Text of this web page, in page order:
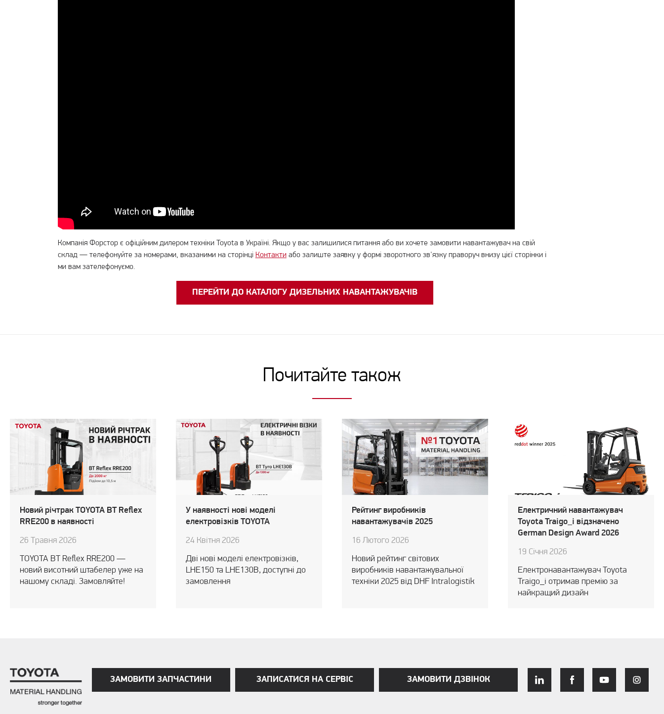
Компанія Форстор є офіційним дилером техніки Toyota в Україні. Якщо у вас залишилися питання або ви хочете замовити навантажувач на свій
склад — телефонуйте за номерами, вказаними на сторінці Контактиабо залиште заявку у формі зворотного зв'язку праворуч внизу цієї сторінки і
ми вам зателефонуємо.
ПЕРЕЙТИ ДО КАТАЛОГУ ДИЗЕЛЬНИХ НАВАНТАЖУВАЧІВ
Почитайте також
Новий річтрак TOYOTA BT Reflex
RRE200 в наявності
26 Травня 2026
TOYOTA BT Reflex RRE200 —
новий висотний штабелер уже на
нашому складі. Замовляйте!
У наявності нові моделі
електровізків TOYOTA
24 Квітня 2026
Дві нові моделі електровізків,
LHE150 та LHE130B, доступні до
замовлення
Рейтинг виробників
навантажувачів 2025
16 Лютого 2026
Новий рейтинг світових
виробників навантажувальної
техніки 2025 від DHF Intralogistik
Електричний навантажувач
Toyota Traigo_i відзначено
German Design Award 2026
19 Січня 2026
Електронавантажувач Toyota
Traigo_i отримав премію за
найкращий дизайн
ЗАМОВИТИ ЗАПЧАСТИНИ ЗАПИСАТИСЯ НА СЕРВІС ЗАМОВИТИ ДЗВІНОК